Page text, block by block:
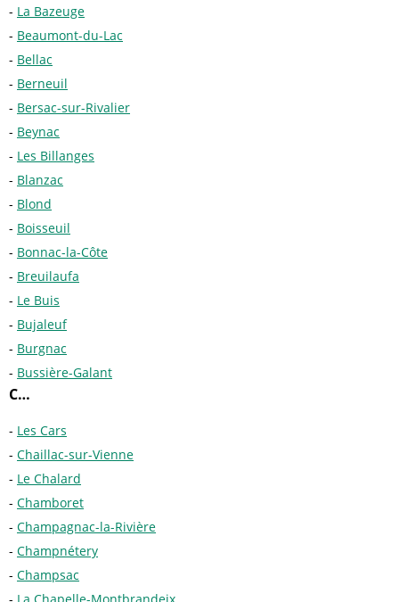
La Bazeuge
Beaumont-du-Lac
Bellac
Berneuil
Bersac-sur-Rivalier
Beynac
Les Billanges
Blanzac
Blond
Boisseuil
Bonnac-la-Côte
Breuilaufa
Le Buis
Bujaleuf
Burgnac
Bussière-Galant
C…
Les Cars
Chaillac-sur-Vienne
Le Chalard
Chamboret
Champagnac-la-Rivière
Champnétery
Champsac